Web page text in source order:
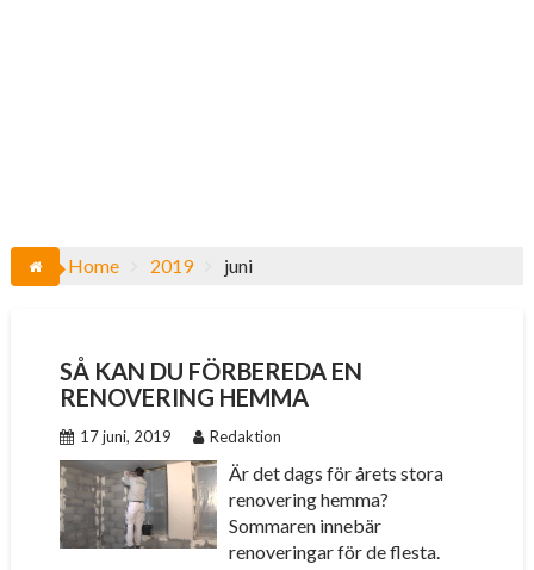
Home 2019 juni
SÅ KAN DU FÖRBEREDA EN
RENOVERING HEMMA
17 juni, 2019 Redaktion
Är det dags för årets stora
renovering hemma?
Sommaren innebär
renoveringar för de flesta.